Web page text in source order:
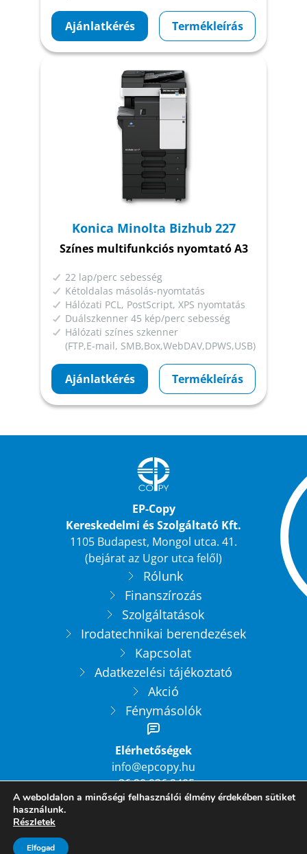
Ajánlatkérés Termékleírás
Konica Minolta Bizhub 227
Színes multifunkciós nyomtató A3
22 lap/perc sebesség
Kétoldalas másolás-nyomtatás
Hálózati PCL, PostScript, XPS nyomtatás
Duálszkenner 45 kép/perc sebesség
Hálózati színes szkenner
(FTP,E-mail, SMB,Box,WebDAV,DPWS,USB)
Ajánlatkérés Termékleírás
EP-Copy
Kereskedelmi és Szolgáltató Kft.
1105 Budapest, Mongol utca. 41.
(bejárat az Ugor utca felől)
Rólunk
Finanszírozás
Szolgáltatások
Irodatechnikai berendezések
Kapcsolat
Adatkezelési tájékoztató
Akció
Fénymásolók
Elérhetőségek
info@epcopy.hu
+36 20 936 2405
+36 1 208 1239
A weboldalon a minőségi felhasználói élmény érdekében sütiket
használunk.
Részletek
Elfogad